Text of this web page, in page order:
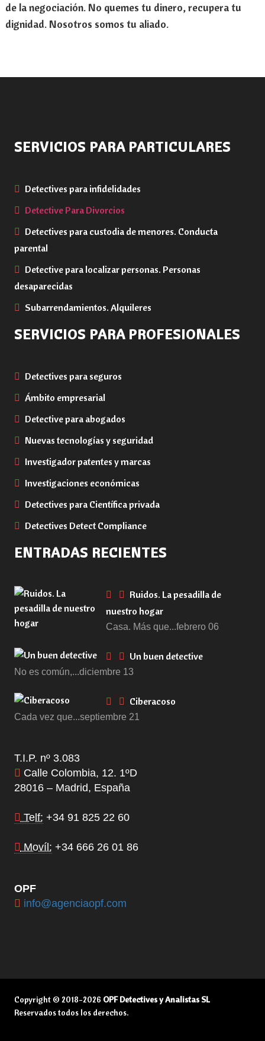
de la negociación. No quemes tu dinero, recupera tu
dignidad. Nosotros somos tu aliado.
SERVICIOS PARA PARTICULARES
Detectives para infidelidades
Detective Para Divorcios
Detectives para custodia de menores. Conducta
parental
Detective para localizar personas. Personas
desaparecidas
Subarrendamientos. Alquileres
SERVICIOS PARA PROFESIONALES
Detectives para seguros
Ámbito empresarial
Detective para abogados
Nuevas tecnologías y seguridad
Investigador patentes y marcas
Investigaciones económicas
Detectives para Científica privada
Detectives Detect Compliance
ENTRADAS RECIENTES
Ruidos. La pesadilla de
nuestro hogar
Casa. Más que...febrero 06
Un buen detective
No es común,...diciembre 13
Ciberacoso
Cada vez que...septiembre 21
T.I.P. nº 3.083
Calle Colombia, 12. 1ºD
28016 – Madrid, España
Telf: +34 91 825 22 60
Movíl: +34 666 26 01 86
OPF
info@agenciaopf.com
Copyright © 2018-2026 OPF Detectives y Analistas SL
Reservados todos los derechos.